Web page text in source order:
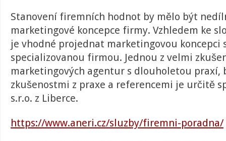
Stanovení firemních hodnot by mělo být
marketingové koncepce firmy. Vzhledem ke
je vhodné projednat marketingovou koncepci
specializovanou firmou. Jednou z velmi
marketingových agentur s dlouholetou praxí,
zkušenostmi z praxe a referencemi je určitě
s.r.o. z Liberce.
https://www.aneri.cz/sluzby/firemni-poradna/